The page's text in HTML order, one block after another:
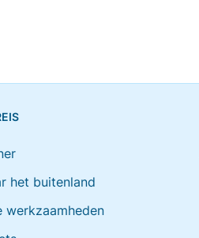
het buitenland
werkzaamheden